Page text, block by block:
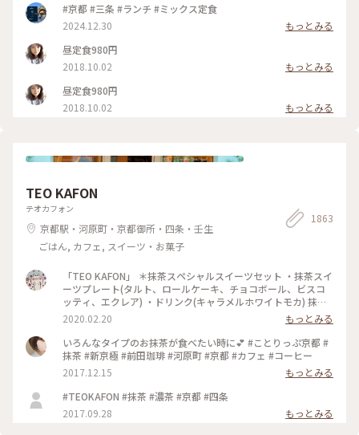
#京都 #三条 #ランチ #ミックス定食
2024.12.30
もっとみる
昼定食980円
2018.10.02
もっとみる
昼定食980円
2018.10.02
もっとみる
TEO KAFON
テオカフォン
京都駅・河原町・京都御所・四条・壬生
ごはん, カフェ, スイーツ・お菓子
1863
「TEO KAFON」 ＊抹茶スペシャルスイーツセット ・抹茶スイ
ーツプレート(タルト、ロールケーキ、チョコボール、ビスコ
ッティ、エクレア) ・ドリンク(キャラメルホワイトモカ) 抹茶
三昧出来て大満足したそうです。 フォークを2本用意して頂い
たのですが、娘一人で完食でした。 #TEO KAFON#抹茶三昧#
プチことりっぷ京都#冬のおでかけ
2020.02.20
もっとみる
いろんなタイプのお抹茶が食べたい時に💕 #ことりっぷ京都 #
抹茶 #新京極 #前田珈琲 #河原町 #京都 #カフェ #コーヒー
2017.12.15
もっとみる
#TEOKAFON #抹茶 #濃茶 #京都 #四条
2017.09.28
もっとみる